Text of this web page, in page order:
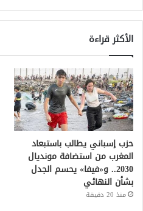
الأكثر قراءة
حزب إسباني يطالب باستبعاد
المغرب من استضافة مونديال
2030.. و«فيفا» يحسم الجدل
بشأن النهائي
منذ 20 دقيقة